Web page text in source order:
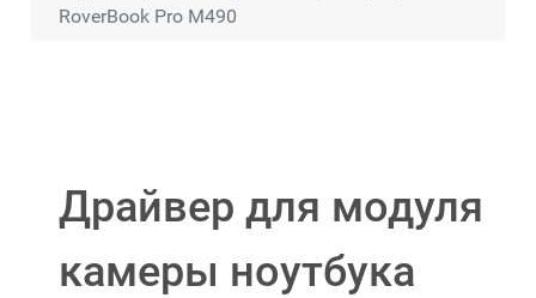
RoverBook Pro M490
Драйвер для модуля
камеры ноутбука